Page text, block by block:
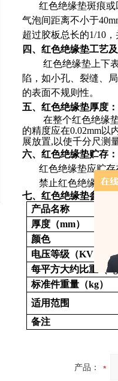
红色绝缘垫斑痕或
气泡间距离不小于
超过胶板总长的1/10
四、 红色绝缘垫工艺
红色绝缘垫 上下
陷，如小孔、裂缝、
的表面不规则性。
五、 红色绝缘垫厚度：
在整个红色绝缘
的精度应在0.02mm以
展放置, 以使千分尺测
六、 红色绝缘垫贮存：
红色绝缘垫应贮存
禁止红色绝缘垫与
七、红色绝缘垫参数：
产品名称
厚度（mm）
颜色
电压等级（KV
每平方大约比重（
标准件重量（kg）
适用范围
备注
产品：